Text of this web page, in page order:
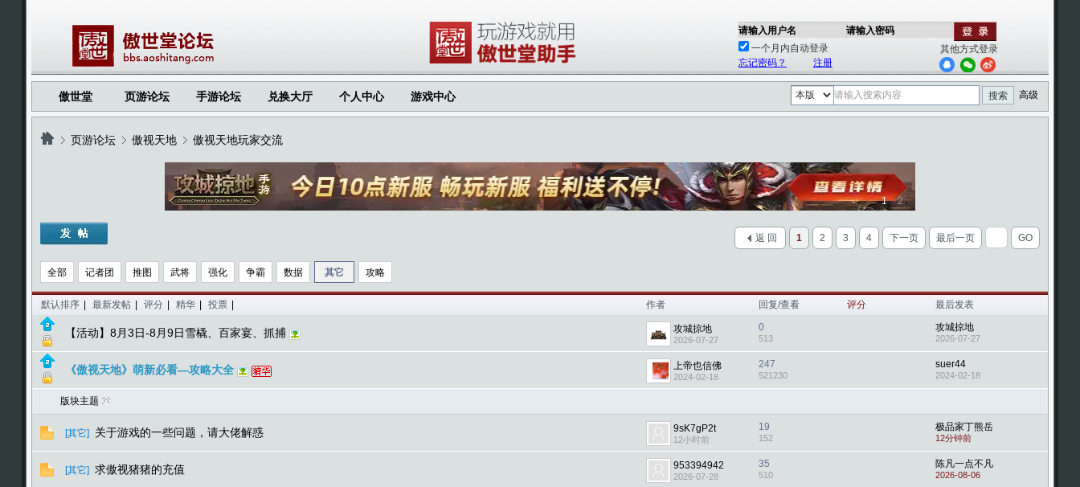
请输入用户名
请输入密码
一个月内自动登录
忘记密码？
注册
其他方式登录
傲世堂 页游论坛 手游论坛 兑换大厅 个人中心 游戏中心 搜索 高级
页游论坛 傲视天地
›
傲视天地玩家交流
1 2
1 2 3 4 下一页 最后一页 GO
返 回
全部 记者团 推图 武将 强化 争霸 数据 其它 攻略
默认排序 最新发帖 评分 精华 投票 作者 回复/查看 评分 最后发表
【活动】8月3日-8月9日雪橇、百家宴、抓捕 攻城掠地
2026-07-27
0
513
攻城掠地
2026-07-27
《傲视天地》萌新必看—攻略大全 上帝也信佛
2024-02-18
247
521230
suer44
2024-02-18
版块主题
[其它] 关于游戏的一些问题，请大佬解惑 9sK7gP2t
12小时前
19
152
极品家丁熊岳
12分钟前
[其它] 求傲视猪猪的充值 953394942
2026-07-28
35
510
陈凡一点不凡
2026-08-06